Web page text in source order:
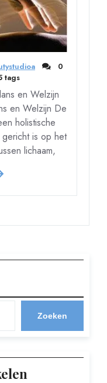
0
tags
en Welzijn
en Welzijn De
holistische
is op het
lichaam,
Zoeken